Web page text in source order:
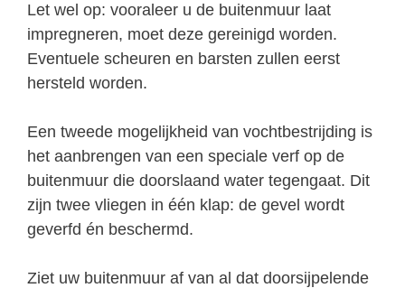
Let wel op: vooraleer u de buitenmuur laat
impregneren, moet deze gereinigd worden.
Eventuele scheuren en barsten zullen eerst
hersteld worden.
Een tweede mogelijkheid van vochtbestrijding is
het aanbrengen van een speciale verf op de
buitenmuur die doorslaand water tegengaat. Dit
zijn twee vliegen in één klap: de gevel wordt
geverfd én beschermd.
Ziet uw buitenmuur af van al dat doorsijpelende